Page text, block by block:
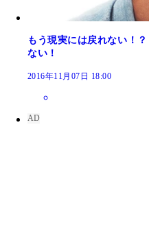
もう現実には戻れない！
ない！
2016年11月07日 18:00